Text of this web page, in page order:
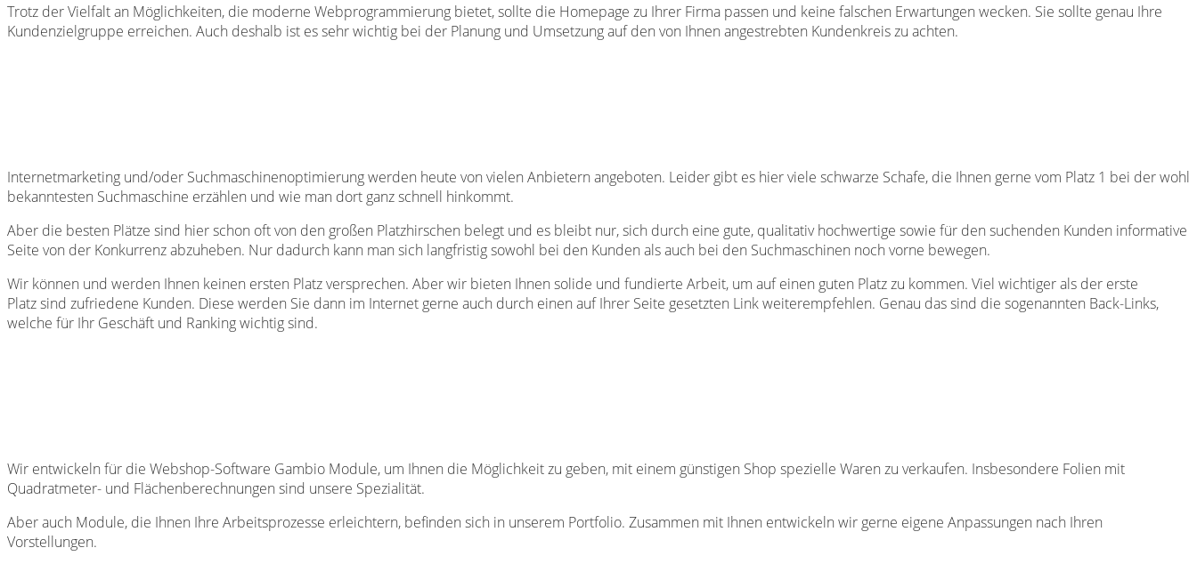
Trotz der Vielfalt an Möglichkeiten, die moderne Webprogrammierung bietet, sollte die Homepage zu Ihrer Firma passen und keine falschen Erwartungen wecken. Sie sollte genau Ihre
Kundenzielgruppe erreichen. Auch deshalb ist es sehr wichtig bei der Planung und Umsetzung auf den von Ihnen angestrebten Kundenkreis zu achten.
Internetmarketing und/oder Suchmaschinenoptimierung werden heute von vielen Anbietern angeboten. Leider gibt es hier viele schwarze Schafe, die Ihnen gerne vom Platz 1 bei der wohl
bekanntesten Suchmaschine erzählen und wie man dort ganz schnell hinkommt.
Aber die besten Plätze sind hier schon oft von den großen Platzhirschen belegt und es bleibt nur, sich durch eine gute, qualitativ hochwertige sowie für den suchenden Kunden informative
Seite von der Konkurrenz abzuheben. Nur dadurch kann man sich langfristig sowohl bei den Kunden als auch bei den Suchmaschinen noch vorne bewegen.
Wir können und werden Ihnen keinen ersten Platz versprechen. Aber wir bieten Ihnen solide und fundierte Arbeit, um auf einen guten Platz zu kommen. Viel wichtiger als der erste
Platz sind zufriedene Kunden. Diese werden Sie dann im Internet gerne auch durch einen auf Ihrer Seite gesetzten Link weiterempfehlen. Genau das sind die sogenannten Back-Links,
welche für Ihr Geschäft und Ranking wichtig sind.
Wir entwickeln für die Webshop-Software Gambio Module, um Ihnen die Möglichkeit zu geben, mit einem günstigen Shop spezielle Waren zu verkaufen. Insbesondere Folien mit
Quadratmeter- und Flächenberechnungen sind unsere Spezialität.
Aber auch Module, die Ihnen Ihre Arbeitsprozesse erleichtern, befinden sich in unserem Portfolio. Zusammen mit Ihnen entwickeln wir gerne eigene Anpassungen nach Ihren
Vorstellungen.